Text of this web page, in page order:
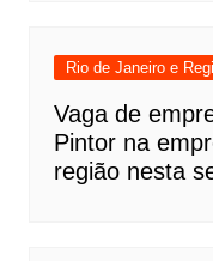
Rio de Janeiro e
Vaga de
Pintor na
região nesta